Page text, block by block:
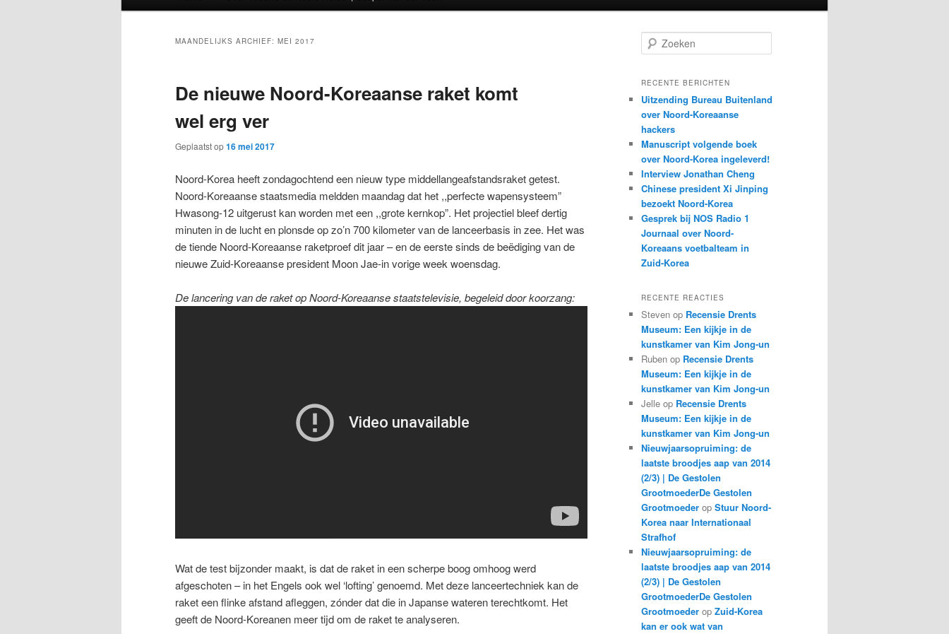
MAANDELIJKS ARCHIEF: MEI 2017
De nieuwe Noord-Koreaanse raket komt
wel erg ver
Geplaatst op16 mei 2017
Noord-Korea heeft zondagochtend een nieuw type middellangeafstandsraket getest.
Noord-Koreaanse staatsmedia meldden maandag dat het ,,perfecte wapensysteem”
Hwasong-12 uitgerust kan worden met een ,,grote kernkop”. Het projectiel bleef dertig
minuten in de lucht en plonsde op zo’n 700 kilometer van de lanceerbasis in zee. Het was
de tiende Noord-Koreaanse raketproef dit jaar – en de eerste sinds de beëdiging van de
nieuwe Zuid-Koreaanse president Moon Jae-in vorige week woensdag.
De lancering van de raket op Noord-Koreaanse staatstelevisie, begeleid door koorzang:
Wat de test bijzonder maakt, is dat de raket in een scherpe boog omhoog werd
afgeschoten – in het Engels ook wel ‘lofting’ genoemd. Met deze lanceertechniek kan de
raket een flinke afstand afleggen, zónder dat die in Japanse wateren terechtkomt. Het
geeft de Noord-Koreanen meer tijd om de raket te analyseren.
o
k
n
RECENTE BERICHTEN
Uitzending Bureau Buitenland
over Noord-Koreaanse
hackers
Manuscript volgende boek
over Noord-Korea ingeleverd!
Interview Jonathan Cheng
Chinese president Xi Jinping
bezoekt Noord-Korea
Gesprek bij NOS Radio 1
Journaal over Noord-
Koreaans voetbalteam in
Zuid-Korea
RECENTE REACTIES
Steven op Recensie Drents
Museum: Een kijkje in de
kunstkamer van Kim Jong-un
Ruben op Recensie Drents
Museum: Een kijkje in de
kunstkamer van Kim Jong-un
Jelle op Recensie Drents
Museum: Een kijkje in de
kunstkamer van Kim Jong-un
Nieuwjaarsopruiming: de
laatste broodjes aap van 2014
(2/3) | De Gestolen
GrootmoederDe Gestolen
Grootmoeder op Stuur Noord-
Korea naar Internationaal
Strafhof
Nieuwjaarsopruiming: de
laatste broodjes aap van 2014
(2/3) | De Gestolen
GrootmoederDe Gestolen
Grootmoeder op Zuid-Korea
kan er ook wat van